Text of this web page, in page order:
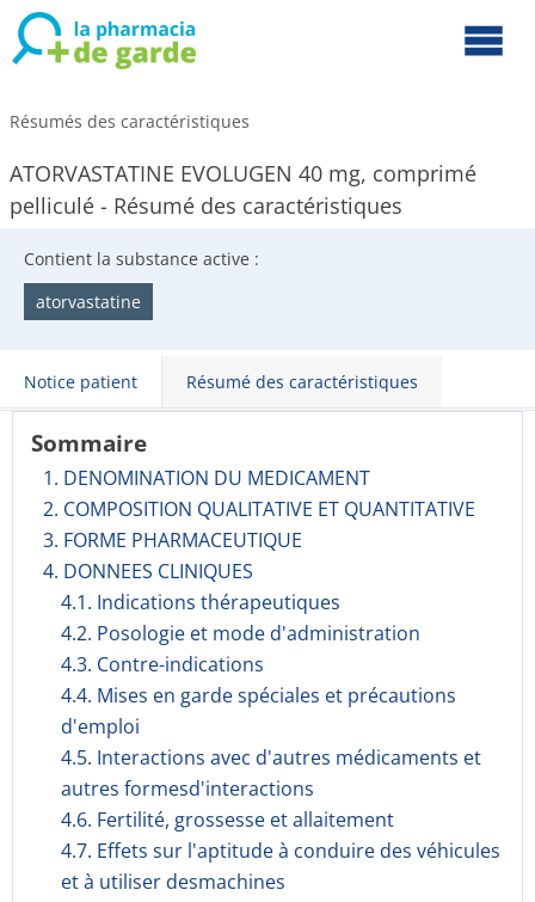
Résumés des caractéristiques
ATORVASTATINE EVOLUGEN 40 mg, comprimé
pelliculé - Résumé des caractéristiques
Contient la substance active :
atorvastatine
Notice patient Résumé des caractéristiques
Sommaire
1. DENOMINATION DU MEDICAMENT
2. COMPOSITION QUALITATIVE ET QUANTITATIVE
3. FORME PHARMACEUTIQUE
4. DONNEES CLINIQUES
4.1. Indications thérapeutiques
4.2. Posologie et mode d'administration
4.3. Contre-indications
4.4. Mises en garde spéciales et précautions
d'emploi
4.5. Interactions avec d'autres médicaments et
autres formesd'interactions
4.6. Fertilité, grossesse et allaitement
4.7. Effets sur l'aptitude à conduire des véhicules
et à utiliser desmachines